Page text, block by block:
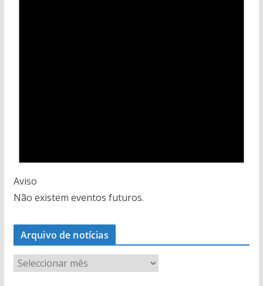
Aviso
Não existem eventos futuros.
Arquivo de notícias